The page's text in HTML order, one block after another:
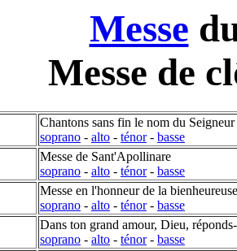
Messe
Messe de
Chantons sans fin le nom du Seigneur
soprano - alto - ténor- basse
Messe de Sant'Apollinare
soprano - alto - ténor- basse
Messe en l'honneur de la
soprano - alto - ténor- basse
Dans ton grand amour, Dieu,
soprano - alto - ténor- basse